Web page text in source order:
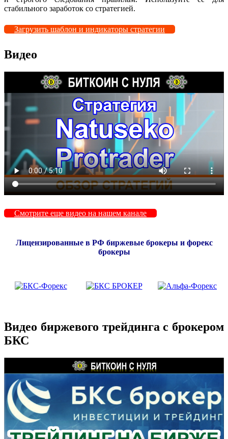
стабильного заработок со стратегией.
Загрузить шаблон и индикаторы стратегии
Видео
Смотрите еще видео на нашем канале
Лицензированные в РФ биржевые брокеры и форекс
брокеры
Видео биржевого трейдинга с брокером
БКС